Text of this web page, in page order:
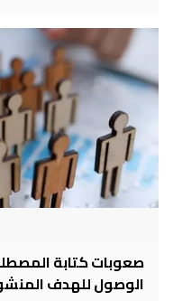
صعوبات كتابة
الوصول للهدف